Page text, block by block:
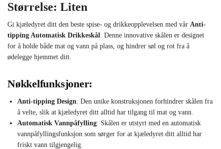
Størrelse: Liten
Gi kjæledyret ditt den beste spise- og drikkeopplevelsen med vår Anti-
tipping Automatisk Drikkeskål. Denne innovative skålen er designet
for å holde både mat og vann på plass, og hindrer søl og rot fra å
ødelegge hjemmet ditt.
Nøkkelfunksjoner:
Anti-tipping Design: Den unike konstruksjonen forhindrer skålen fra
å velte, slik at kjæledyret ditt alltid har tilgang til mat og vann.
Automatisk Vannpåfylling: Skålen er utstyrt med en automatisk
vannpåfyllingsfunksjon som sørger for at kjæledyret ditt alltid har
friskt vann tilgjengelig.